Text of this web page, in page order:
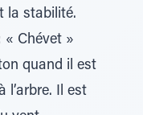
la stabilité.
« Chévet »
quand il est
l’arbre. Il est